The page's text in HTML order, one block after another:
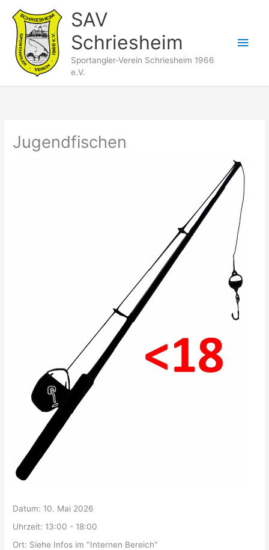
Inhalt
springen
SAV
Schriesheim
Sportangler-Verein Schriesheim 1966
e.V.
Jugendfischen
Datum: 10. Mai 2026
Uhrzeit: 13:00 - 18:00
Ort: Siehe Infos im "Internen Bereich"